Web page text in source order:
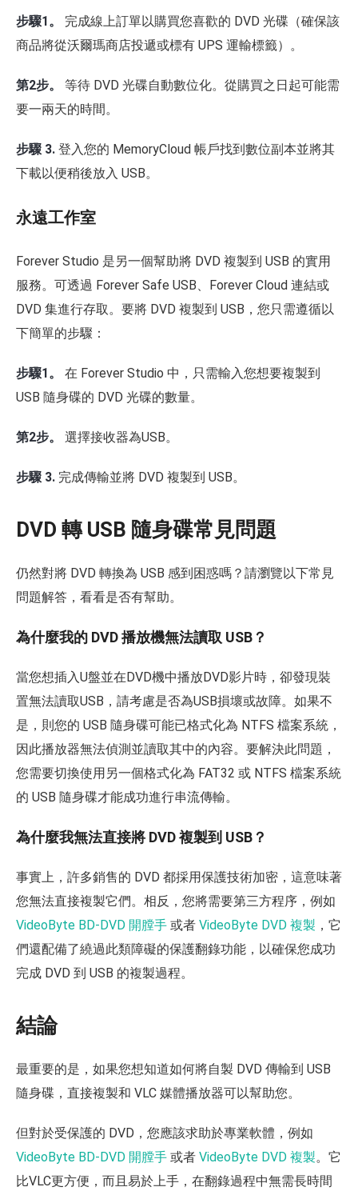
步驟1。
完成線上訂單以購買您喜歡的 DVD 光碟（確保該
商品將從沃爾瑪商店投遞或標有 UPS 運輸標籤）。
第2步。
等待 DVD 光碟自動數位化。從購買之日起可能需
要一兩天的時間。
步驟 3. 登入您的 MemoryCloud 帳戶找到數位副本並將其
下載以便稍後放入 USB。
永遠工作室
Forever Studio 是另一個幫助將 DVD 複製到 USB 的實用
服務。可透過 Forever Safe USB、Forever Cloud 連結或
DVD 集進行存取。要將 DVD 複製到 USB，您只需遵循以
下簡單的步驟：
步驟1。
在 Forever Studio 中，只需輸入您想要複製到
USB 隨身碟的 DVD 光碟的數量。
第2步。 選擇接收器為USB。
步驟 3. 完成傳輸並將 DVD 複製到 USB。
DVD 轉 USB 隨身碟常見問題
仍然對將 DVD 轉換為 USB 感到困惑嗎？請瀏覽以下常見
問題解答，看看是否有幫助。
為什麼我的 DVD 播放機無法讀取 USB？
當您想插入U盤並在DVD機中播放DVD影片時，卻發現裝
置無法讀取USB，請考慮是否為USB損壞或故障。如果不
是，則您的 USB 隨身碟可能已格式化為 NTFS 檔案系統，
因此播放器無法偵測並讀取其中的內容。要解決此問題，
您需要切換使用另一個格式化為 FAT32 或 NTFS 檔案系統
的 USB 隨身碟才能成功進行串流傳輸。
為什麼我無法直接將 DVD 複製到 USB？
事實上，許多銷售的 DVD 都採用保護技術加密，這意味著
您無法直接複製它們。相反，您將需要第三方程序，例如
VideoByte BD-DVD 開膛手 或者 VideoByte DVD 複製 ，它
們還配備了繞過此類障礙的保護翻錄功能，以確保您成功
完成 DVD 到 USB 的複製過程。
結論
最重要的是，如果您想知道如何將自製 DVD 傳輸到 USB
隨身碟，直接複製和 VLC 媒體播放器可以幫助您。
但對於受保護的 DVD，您應該求助於專業軟體，例如
VideoByte BD-DVD 開膛手 或者 VideoByte DVD 複製。它
比VLC更方便，而且易於上手，在翻錄過程中無需長時間